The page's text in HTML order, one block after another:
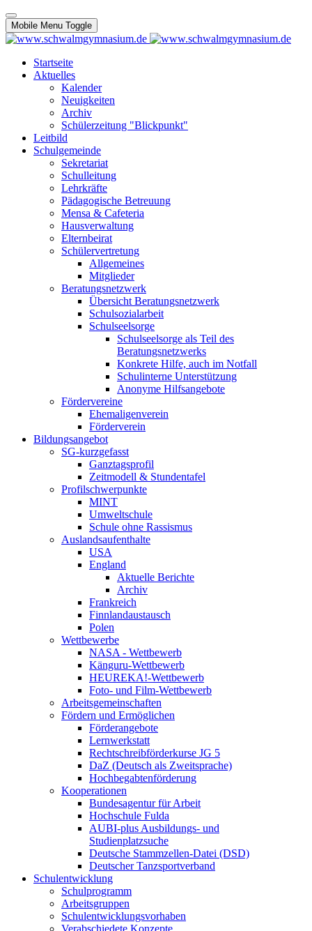
Mobile Menu Toggle
Startseite
Aktuelles
Kalender
Neuigkeiten
Archiv
Schülerzeitung "Blickpunkt"
Leitbild
Schulgemeinde
Sekretariat
Schulleitung
Lehrkräfte
Pädagogische Betreuung
Mensa & Cafeteria
Hausverwaltung
Elternbeirat
Schülervertretung
Allgemeines
Mitglieder
Beratungsnetzwerk
Übersicht Beratungsnetzwerk
Schulsozialarbeit
Schulseelsorge
Schulseelsorge als Teil des
Beratungsnetzwerks
Konkrete Hilfe, auch im Notfall
Schulinterne Unterstützung
Anonyme Hilfsangebote
Fördervereine
Ehemaligenverein
Förderverein
Bildungsangebot
SG-kurzgefasst
Ganztagsprofil
Zeitmodell & Stundentafel
Profilschwerpunkte
MINT
Umweltschule
Schule ohne Rassismus
Auslandsaufenthalte
USA
England
Aktuelle Berichte
Archiv
Frankreich
Finnlandaustausch
Polen
Wettbewerbe
NASA - Wettbewerb
Känguru-Wettbewerb
HEUREKA!-Wettbewerb
Foto- und Film-Wettbewerb
Arbeitsgemeinschaften
Fördern und Ermöglichen
Förderangebote
Lernwerkstatt
Rechtschreibförderkurse JG 5
DaZ (Deutsch als Zweitsprache)
Hochbegabtenförderung
Kooperationen
Bundesagentur für Arbeit
Hochschule Fulda
AUBI-plus Ausbildungs- und
Studienplatzsuche
Deutsche Stammzellen-Datei (DSD)
Deutscher Tanzsportverband
Schulentwicklung
Schulprogramm
Arbeitsgruppen
Schulentwicklungsvorhaben
Verabschiedete Konzepte